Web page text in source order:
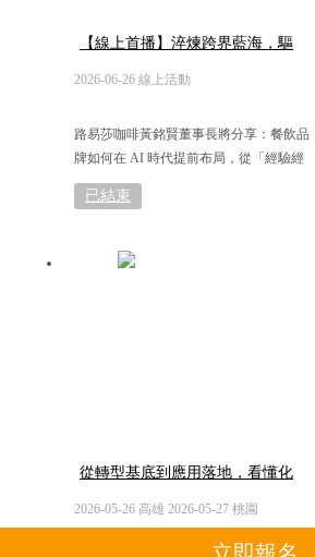
【線上首播】淬煉跨界藍海，驅
2026-06-26 線上活動
路易莎咖啡黃銘賢董事長將分享：餐飲品
牌如何在 AI 時代提前布局，從「經驗經
營」走向「制度管理」，奠定成長關鍵基
礎
已結束
從轉型基底到應用落地，看懂化
工廠下一哩路
2026-05-26 高雄 2026-05-27 桃園